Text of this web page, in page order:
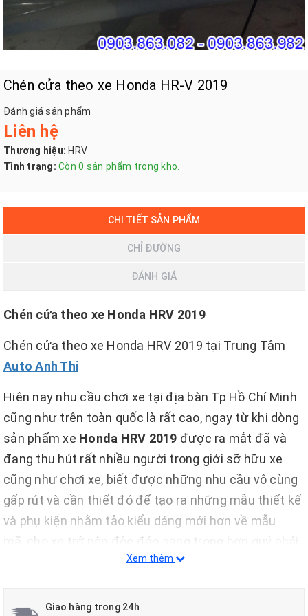
Chén cửa theo xe Honda HR-V 2019
Đánh giá sản phẩm
Liên hệ
Thương hiệu: HRV
Tình trạng: Còn 0 sản phẩm trong kho.
CHI TIẾT SẢN PHẨM
CHỈ ĐƯỜNG
ĐÁNH GIÁ
Chén cửa theo xe Honda HRV 2019
Chén cửa theo xe Honda HRV 2019 tại Trung Tâm
Auto Anh Thi
Hiên nay nhu cầu chơi xe tại địa bàn Tp Hồ Chí Minh
cũng như trên toàn quốc là rất cao, ngay từ khi dòng
sản phẩm xe Honda HRV 2019 được ra mắt đã và
đang thu hút rất nhiều người trong giới sỡ hữu xe
cũng như chơi xe, biết được những nhu cầu vô cùng
gấp rút và cần thiết đó để tạo ra những mẫu thiết kế
và phụ kiện nhằm tảo kiểu dáng mới hơn về mẫu
mã, cho xe trở nên độc đáo sang trọng hơn quý phái
hơn, nên đơn vị chúng tôi Auto Anh Thi là trung tâm
năng lục của mình, chúng tôi đã nhập rất nhiều sản
Xem thêm
Giao hàng trong 24h